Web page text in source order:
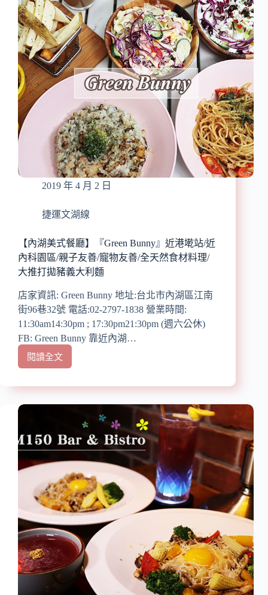
小
火
鍋-
汐
止
康
寧
食
材/
高
CP
值/
人
邊
服
務
拌
炒
石
頭
火
鍋/23
種
世
小
2019 年 4 月 2 日
捷運文湖線
【內湖美式餐廳】『Green Bunny』近港墘站/近
內科園區/親子友善/寵物友善/全天然食材料理/
大推打拋豬義大利麵
店家資訊: Green Bunny 地址:台北市內湖區江南
街96巷32號 電話:02-2797-1838 營業時間:
11:30am14:30pm ; 17:30pm21:30pm (週六公休)
FB: Green Bunny 靠近內湖…
閱讀全文
【內
美
『Green
Bunny』
近
墘
站/
近
內
科
園
區/
親
子